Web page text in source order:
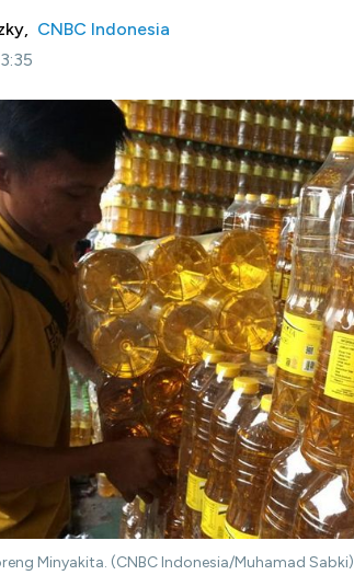
CNBC Indonesia
Minyakita. (CNBC Indonesia/Muhamad Sabki)